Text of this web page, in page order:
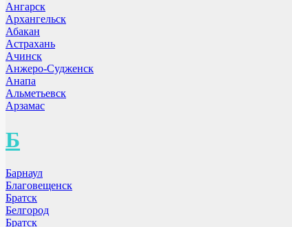
Ангарск
Архангельск
Абакан
Астрахань
Ачинск
Анжеро-Судженск
Анапа
Альметьевск
Арзамас
Б
Барнаул
Благовещенск
Братск
Белгород
Братск